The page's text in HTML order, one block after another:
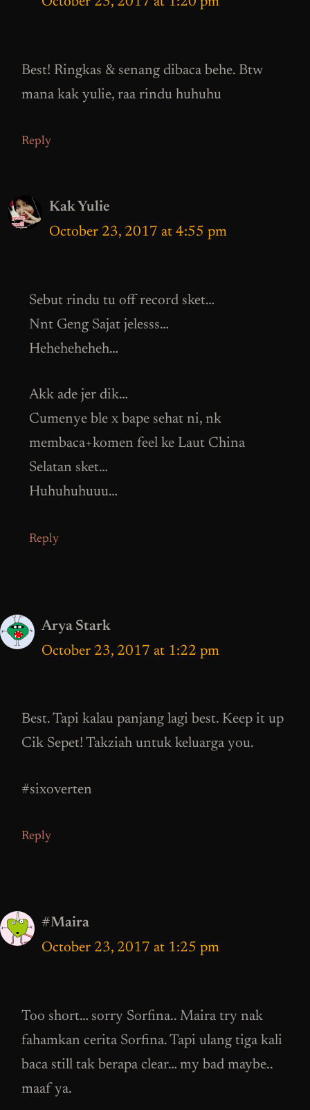
Best! Ringkas & senang dibaca behe. Btw
mana kak yulie, raa rindu huhuhu
Reply
Kak Yulie
October 23, 2017 at 4:55 pm
Sebut rindu tu off record sket…
Nnt Geng Sajat jelesss…
Heheheheheh…
Akk ade jer dik…
Cumenye ble x bape sehat ni, nk
membaca+komen feel ke Laut China
Selatan sket…
Huhuhuhuuu…
Reply
Arya Stark
October 23, 2017 at 1:22 pm
Best. Tapi kalau panjang lagi best. Keep it up
Cik Sepet! Takziah untuk keluarga you.
#sixoverten
Reply
#Maira
October 23, 2017 at 1:25 pm
Too short… sorry Sorfina.. Maira try nak
fahamkan cerita Sorfina. Tapi ulang tiga kali
baca still tak berapa clear… my bad maybe..
maaf ya.